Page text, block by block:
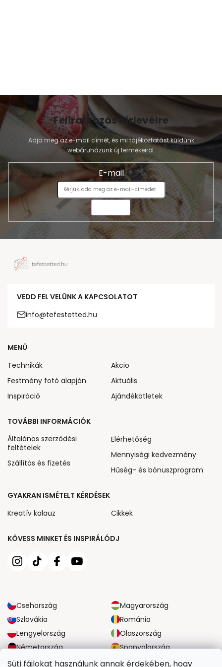
Süti fájlokat használunk annak érdekében, hogy
Feliratkozás hírlevélre
Adja meg az e-mail címét, és mi tájékoztatást küldünk
webáruházunk új termékeiről.
E-mail
VEDD FEL VELÜNK A KAPCSOLATOT
info@tefestetted.hu
KÖVESS MINKET ÉS INSPIRÁLÓDJ
Csehország
Magyarország
Szlovákia
Románia
Lengyelország
Olaszország
Németország
Spanyolország
Nagy-Britannia
Ausztria
MENÜ
Technikák
Festmény fotó alapján
Inspiráció
Akcio
Aktuális
Ajándékötletek
TOVÁBBI INFORMÁCIÓK
Általános szerződési
feltételek
Szállítás és fizetés
Elérhetőség
Mennyiségi kedvezmény
Hűség- és bónuszprogram
GYAKRAN ISMÉTELT KÉRDÉSEK
Kreatív kalauz
Cikkek